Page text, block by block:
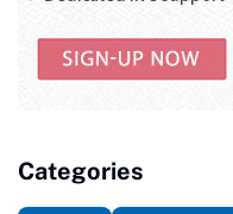
Categories